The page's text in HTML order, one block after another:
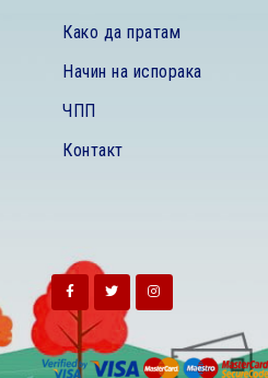
Како да пратам
Начин на испорака
ЧПП
Контакт